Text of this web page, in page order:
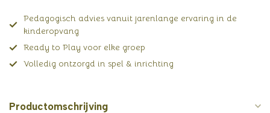
Pedagogisch advies vanuit jarenlange ervaring in de
kinderopvang
Ready to Play voor elke groep
Volledig ontzorgd in spel & inrichting
Productomschrijving